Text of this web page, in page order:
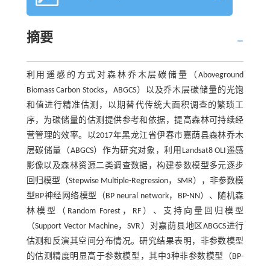
摘要
利用遥感的方式对森林乔木层碳储量（Aboveground
Biomass Carbon Stocks，ABGCS）以及乔木层碳储量的光饱
和值进行精准估测，以期替代传统大面积调查的繁琐工
序，为碳储量的估测提供参考和依据，提高森林可持续经
营管理的效率。以2017年黑龙江省伊春市嘉荫县森林乔木
层碳储量（ABGCS）作为研究对象，利用Landsat8 OLI遥感
影像以及森林资源二类调查数据，构建参数模型多元逐步
回归模型（Stepwise Multiple-Regression，SMR），非参数模
型BP神经网络模型（BP neural network，BP-NN）、随机森
林模型（Random Forest，RF）、支持向量回归模型
（Support Vector Machine，SVR）对嘉荫县地区ABGCS进行
估测和反演其空间分布情况。研究结果表明，非参数模型
的估测精度明显高于参数模型，其中3种非参数模型（BP-